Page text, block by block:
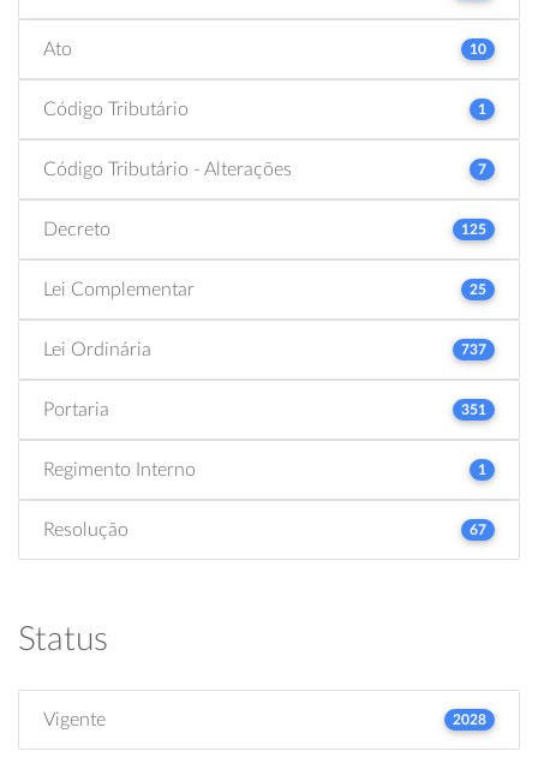
Ato 10
Código Tributário 1
Código Tributário - Alterações 7
Decreto 125
Lei Complementar 25
Lei Ordinária 737
Portaria 351
Regimento Interno 1
Resolução 67
Status
Vigente 2028